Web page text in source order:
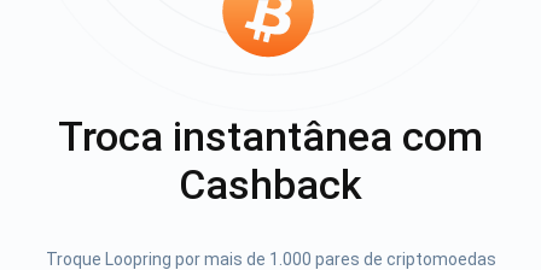
Troca instantânea com
Cashback
Troque Loopring por mais de 1.000 pares de criptomoedas